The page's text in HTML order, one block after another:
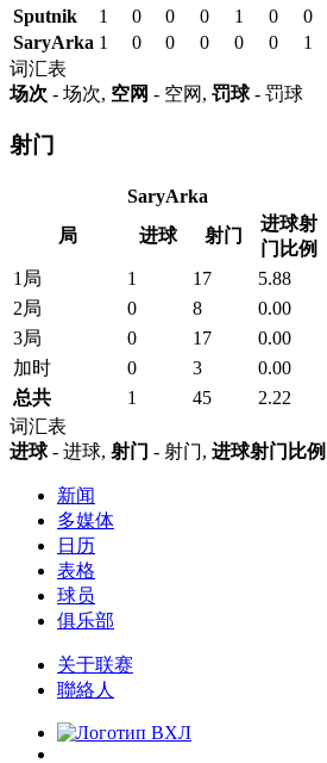
Sputnik
1 0 0 0 1 0 0
SaryArka 1 0 0 0 0 0 1
词汇表
场次 - 场次, 空网 - 空网, 罚球- 罚球
射门
SaryArka
局
进球 射门
进球射
门比例
1局
1 17 5.88
2局
0 8 0.00
3局
0 17 0.00
加时
0 3 0.00
总共
1 45 2.22
词汇表
进球- 进球, 射门 - 射门, 进球射门比例
新闻
多媒体
日历
表格
球员
俱乐部
关于联赛
聯絡人